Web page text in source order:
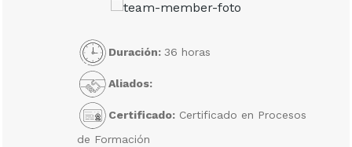
Duración: 36 horas
Aliados:
Certificado: Certificado en Procesos
de Formación